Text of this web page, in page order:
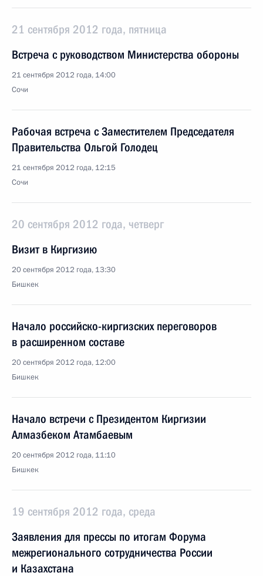
21 сентября 2012 года, пятница
Встреча с руководством Министерства обороны
21 сентября 2012 года, 14:00
Сочи
Рабочая встреча с Заместителем Председателя
Правительства Ольгой Голодец
21 сентября 2012 года, 12:15
Сочи
20 сентября 2012 года, четверг
Визит в Киргизию
20 сентября 2012 года, 13:30
Бишкек
Начало российско-киргизских переговоров
в расширенном составе
20 сентября 2012 года, 12:00
Бишкек
Начало встречи с Президентом Киргизии
Алмазбеком Атамбаевым
20 сентября 2012 года, 11:10
Бишкек
19 сентября 2012 года, среда
Заявления для прессы по итогам Форума
межрегионального сотрудничества России
и Казахстана